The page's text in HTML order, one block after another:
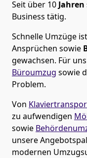
Seit über 10 Jahren
Business tätig.
Schnelle Umzüge
Ansprüchen sowie
gewachsen. Für
Büroumzug sowie
Problem.
Von
zu aufwendigen
sowie
unsere
modernen